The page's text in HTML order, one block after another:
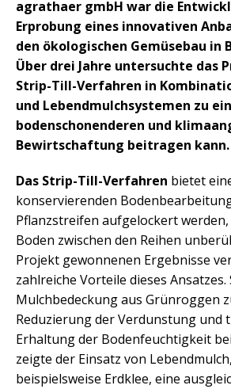
agrathaer gmbH war die
Erprobung eines innovativen
den ökologischen Gemüsebau in
Über drei Jahre untersuchte das
Strip-Till-Verfahren in
und Lebendmulchsystemen zu
bodenschonenderen und
Bewirtschaftung beitragen kann.
Das Strip-Till-Verfahren bietet
konservierenden
Pflanzstreifen aufgelockert
Boden zwischen den Reihen
Projekt gewonnenen Ergebnisse
zahlreiche Vorteile dieses
Mulchbedeckung aus Grünroggen
Reduzierung der Verdunstung und
Erhaltung der Bodenfeuchtigkeit
zeigte der Einsatz von
beispielsweise Erdklee, eine